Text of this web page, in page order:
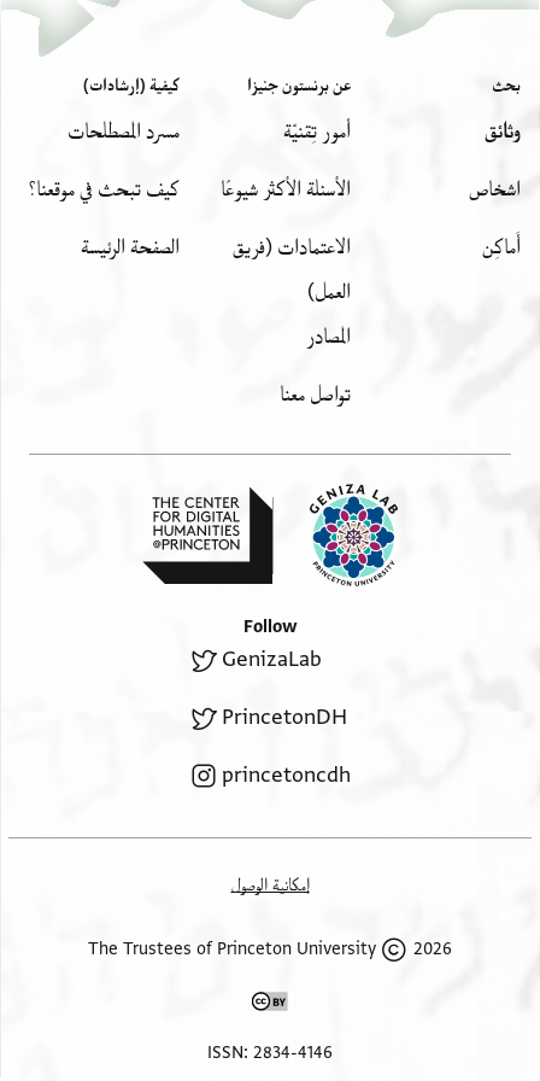
بحث
وثائق
اشخاص
أَماكِن
عن برنستون جنيزا
أمور تِقنيّة
الأسئلة الأكثر شيوعًا
الاعتمادات (فريق
العمل)
المصادر
تواصل معنا
كيفية (إرشادات)
مسرد المصطلحات
كيف تبحث في موقعنا؟
الصفحة الرئيسة
Follow
GenizaLab
PrincetonDH
princetoncdh
إمكانية الوصول
2026 The Trustees of Princeton University
ISSN: 2834-4146